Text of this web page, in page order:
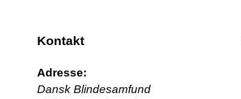
Kontakt
Adresse:
Dansk Blindesamfund